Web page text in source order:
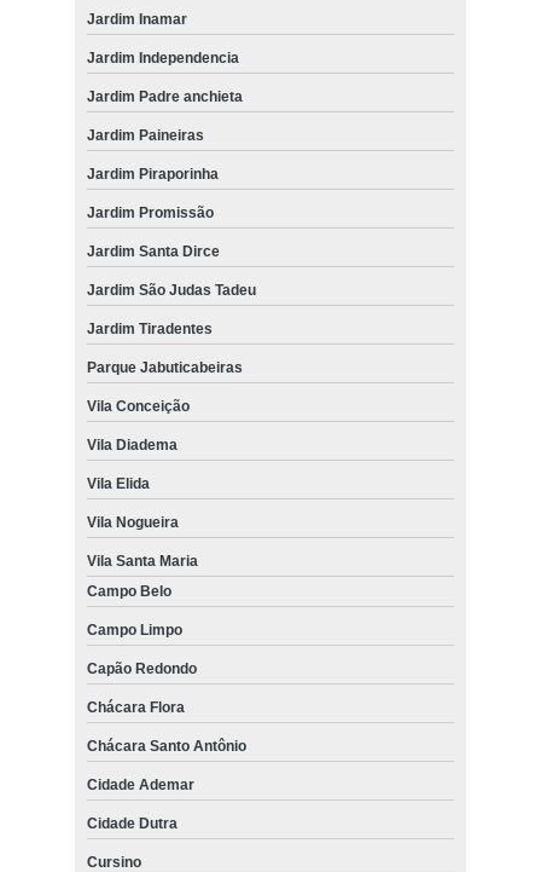
Jardim Inamar
Jardim Independencia
Jardim Padre anchieta
Jardim Paineiras
Jardim Piraporinha
Jardim Promissão
Jardim Santa Dirce
Jardim São Judas Tadeu
Jardim Tiradentes
Parque Jabuticabeiras
Vila Conceição
Vila Diadema
Vila Elida
Vila Nogueira
Vila Santa Maria
Campo Belo
Campo Limpo
Capão Redondo
Chácara Flora
Chácara Santo Antônio
Cidade Ademar
Cidade Dutra
Cursino